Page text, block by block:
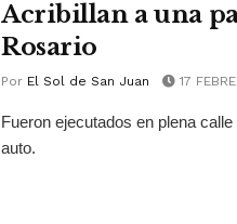
Acribillan a una
Rosario
Por El Sol de San Juan 17
Fueron ejecutados en plena
auto.